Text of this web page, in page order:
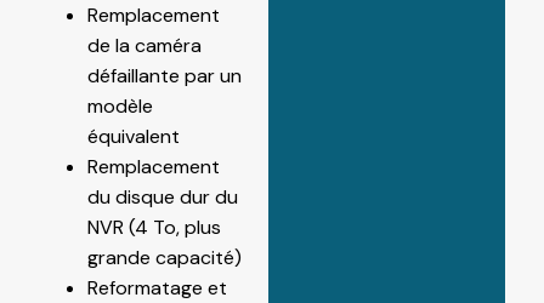
Remplacement
de la caméra
défaillante par un
modèle
équivalent
Remplacement
du disque dur du
NVR (4 To, plus
grande capacité)
Reformatage et